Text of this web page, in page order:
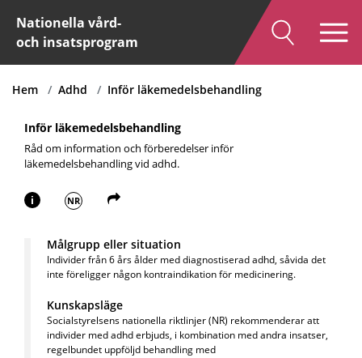
Nationella vård-
och insatsprogram
Hem Adhd Inför läkemedelsbehandling
Inför läkemedelsbehandling
Råd om information och förberedelser inför
läkemedelsbehandling vid adhd.
i NR
Målgrupp eller situation
Individer från 6 års ålder med diagnostiserad adhd, såvida det
inte föreligger någon kontraindikation för medicinering.
Kunskapsläge
Socialstyrelsens nationella riktlinjer (NR) rekommenderar att
individer med adhd erbjuds, i kombination med andra insatser,
regelbundet uppföljd behandling med